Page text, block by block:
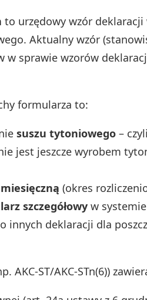
to urzędowy wzór
Aktualny wzór
w sprawie wzorów
formularza to:
suszu tytoniowego –
jest jeszcze wyrobem
miesięczną (okres
szczegółowy w
innych deklaracji dla
AKC‑ST/AKC‑STn(6))